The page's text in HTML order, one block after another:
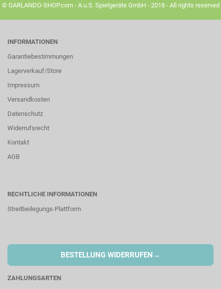
© GARLANDO-SHOP.com - A.u.S. Spielgeräte GmbH - 2018 - All rights reserved
INFORMATIONEN
Garantiebestimmungen
Lagerverkauf/Store
Impressum
Versandkosten
Datenschutz
Widerrufsrecht
Kontakt
AGB
RECHTLICHE INFORMATIONEN
Streitbeilegungs-Plattform
BESTELLUNG WIDERRUFEN →
ZAHLUNGSARTEN